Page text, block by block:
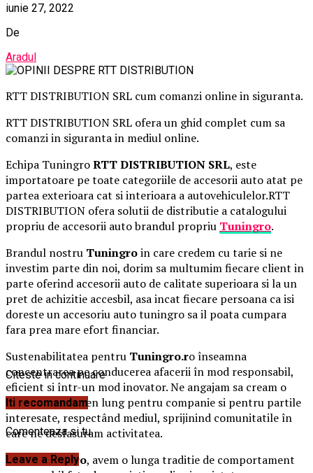
iunie 27, 2022
De
Aradul
RTT DISTRIBUTION SRL cum comanzi online in siguranta.
RTT DISTRIBUTION SRL ofera un ghid complet cum sa
comanzi in siguranta in mediul online.
Echipa TuningroRTT DISTRIBUTION SRL, este
importatoare pe toate categoriile de accesorii auto atat pe
partea exterioara cat si interioara a autovehiculelor.RTT
DISTRIBUTION ofera solutii de distributie a catalogului
propriu de accesorii auto brandul propriu Tuningro.
Brandul nostru Tuningroin care credem cu tarie si ne
investim parte din noi, dorim sa multumim fiecare client in
parte oferind accesorii auto de calitate superioara si la un
pret de achizitie accesbil, asa incat fiecare persoana ca isi
doreste un accesoriu auto tuningro sa il poata cumpara
fara prea mare efort financiar.
Sustenabilitatea pentru Tuningro.ro înseamna
concentrarea pe conducerea afacerii în mod responsabil,
eficient si într-un mod inovator. Ne angajam sa cream o
valoare pe termen lung pentru companie si pentru partile
interesate, respectând mediul, sprijinind comunitatile în
care ne desfasuram activitatea.
LaTuningro.ro, avem o lunga traditie de comportament
Citeste in continuare
Iti recomandam
Comenteaza si tu
Leave a Reply